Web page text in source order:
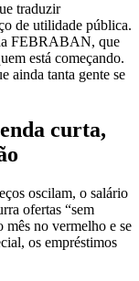
traduzir
de utilidade pública.
FEBRABAN, que
está começando.
ainda tanta gente se
curta,
oscilam, o salário
ofertas “sem
mês no vermelho e se
os empréstimos